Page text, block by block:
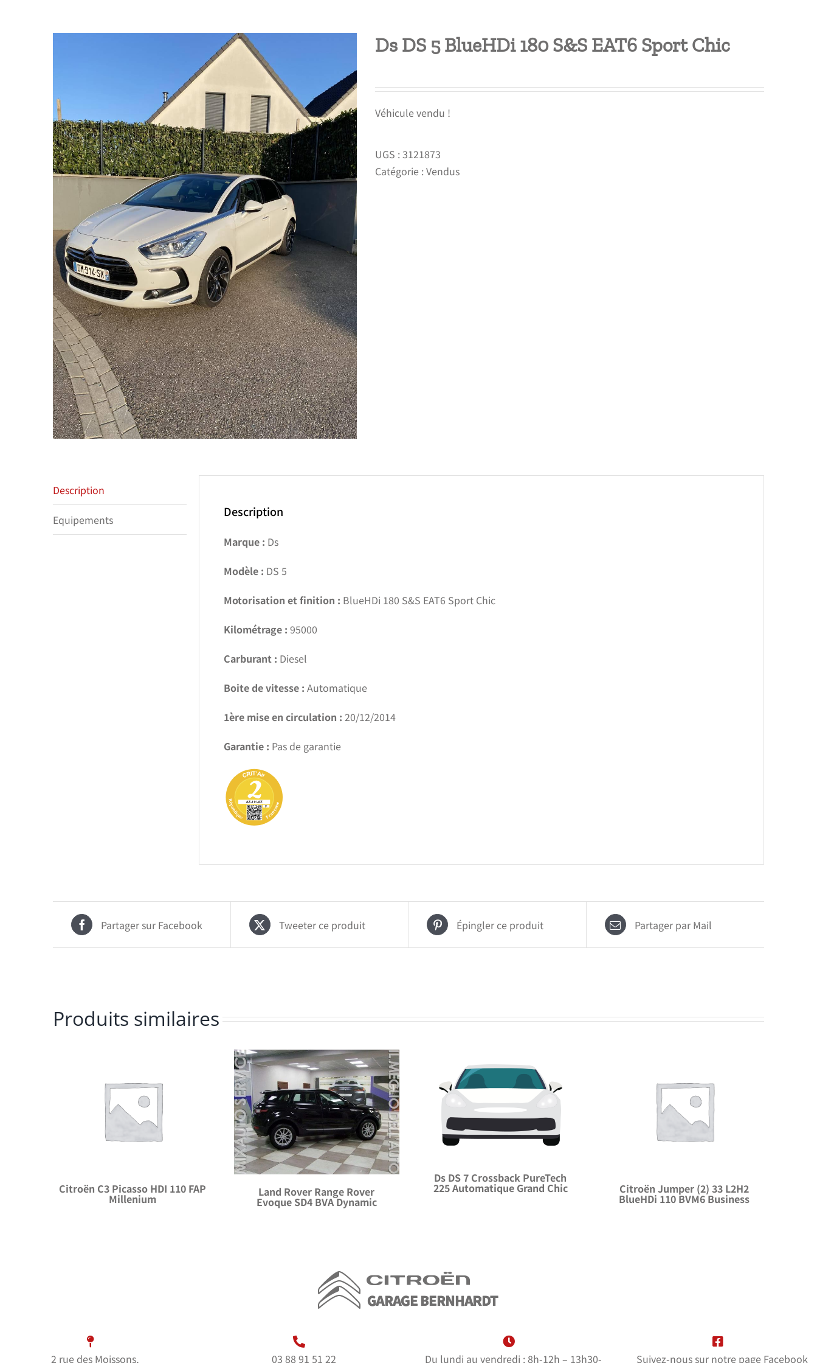
Ds DS 5 BlueHDi 180 S&S EAT6 Sport Chic
Véhicule vendu !
UGS :3121873
Catégorie :Vendus
Description
Equipements
Description
Marque : Ds
Modèle : DS 5
Motorisation et finition : BlueHDi 180 S&S EAT6 Sport Chic
Kilométrage : 95000
Carburant : Diesel
Boite de vitesse : Automatique
1ère mise en circulation : 20/12/2014
Garantie : Pas de garantie
Partager sur Facebook Tweeter ce produit Épingler ce produit Partager par Mail
Produits similaires
Citroën C3 Picasso HDI 110 FAP
Millenium
Land Rover Range Rover
Evoque SD4 BVA Dynamic
Ds DS 7 Crossback PureTech
225 Automatique Grand Chic Citroën Jumper (2) 33 L2H2
BlueHDi 110 BVM6 Business
2 rue des Moissons, 03 88 91 51 22 Du lundi au vendredi : 8h-12h – 13h30- Suivez-nous sur notre page Facebook